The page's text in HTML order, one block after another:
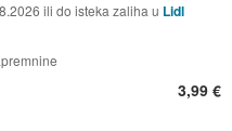
ili do isteka zaliha u Lidl
3,99 €